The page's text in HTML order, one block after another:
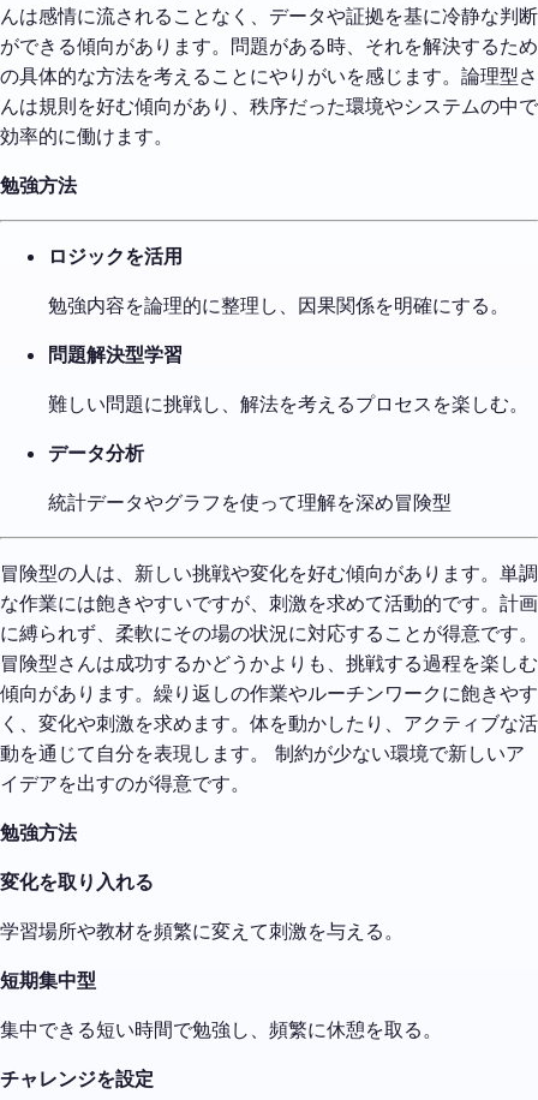
んは感情に流されることなく、データや証拠を基に冷静な判断
ができる傾向があります。問題がある時、それを解決するため
の具体的な方法を考えることにやりがいを感じます。論理型さ
んは規則を好む傾向があり、秩序だった環境やシステムの中で
効率的に働けます。
勉強方法
ロジックを活用
勉強内容を論理的に整理し、因果関係を明確にする。
問題解決型学習
難しい問題に挑戦し、解法を考えるプロセスを楽しむ。
データ分析
統計データやグラフを使って理解を深め冒険型
冒険型の人は、新しい挑戦や変化を好む傾向があります。単調
な作業には飽きやすいですが、刺激を求めて活動的です。計画
に縛られず、柔軟にその場の状況に対応することが得意です。
冒険型さんは成功するかどうかよりも、挑戦する過程を楽しむ
傾向があります。繰り返しの作業やルーチンワークに飽きやす
く、変化や刺激を求めます。体を動かしたり、アクティブな活
動を通じて自分を表現します。 制約が少ない環境で新しいア
イデアを出すのが得意です。
勉強方法
変化を取り入れる
学習場所や教材を頻繁に変えて刺激を与える。
短期集中型
集中できる短い時間で勉強し、頻繁に休憩を取る。
チャレンジを設定